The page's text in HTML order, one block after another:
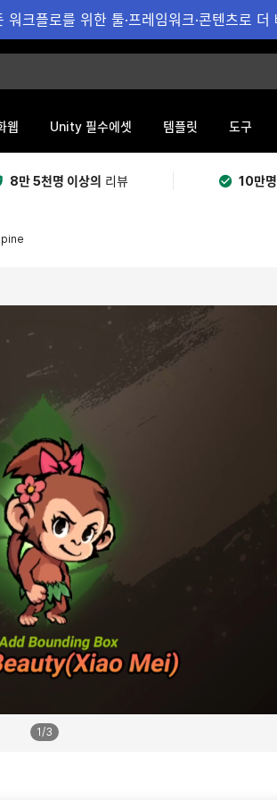
워크플로를 위한 툴·프레임워크·콘텐츠로
웹 Unity 필수에셋 템플릿 도구
8만 5천명 이상의 리뷰 10만
1/3